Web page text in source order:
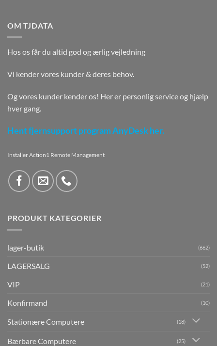
OM TJDATA
Hos os får du altid god og ærlig vejledning
Vi kender vores kunder & deres behov.
Og vores kunder kender os! Her er personlig service og hjælp
hver gang.
Hent fjernsupport program AnyDesk her.
Installer Action1 Remote Management
PRODUKT KATEGORIER
lager-butik (662)
LAGERSALG (52)
VIP (21)
Konfirmand (10)
Stationære Computere (18)
Bærbare Computere (25)